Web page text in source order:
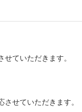
ていただきます。
せていただきます。